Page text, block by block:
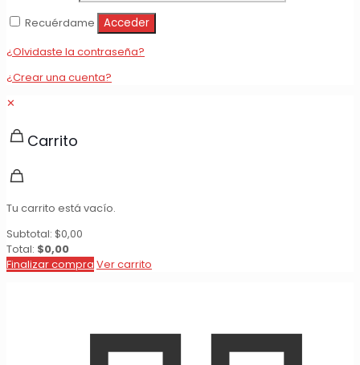
Recuérdame
Acceder
¿Olvidaste la contraseña?
¿Crear una cuenta?
✕
Carrito
Tu carrito está vacío.
Subtotal: $0,00
Total: $0,00
Finalizar compra Ver carrito